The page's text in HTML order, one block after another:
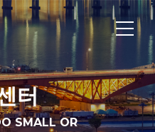
터
SMALL OR